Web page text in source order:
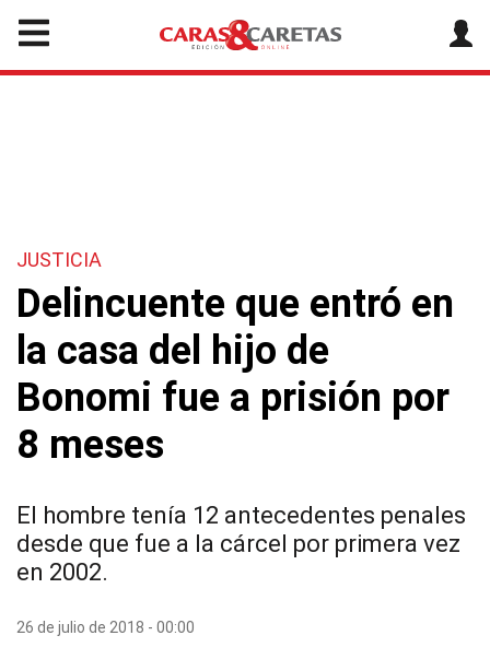
JUSTICIA
Delincuente que entró en
la casa del hijo de
Bonomi fue a prisión por
8 meses
El hombre tenía 12 antecedentes penales
desde que fue a la cárcel por primera vez
en 2002.
26 de julio de 2018 - 00:00